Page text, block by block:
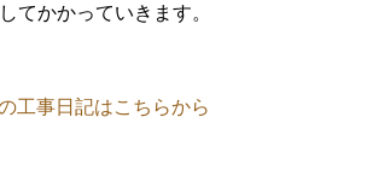
てかかっていきます。
工事日記はこちらから